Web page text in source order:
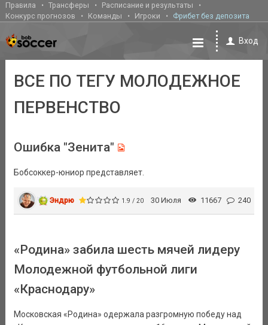
Правила Трансферы
Расписание и результаты
Конкурс прогнозов
Команды Игроки Фрибет без депозита
Вход
ВСЕ ПО ТЕГУ МОЛОДЕЖНОЕ
ПЕРВЕНСТВО
Ошибка "Зенита"
Бобсоккер-юниор представляет.
Эндрю 1.9 / 20 30 Июля 11667 240
«Родина» забила шесть мячей лидеру
Молодежной футбольной лиги
«Краснодару»
Московская «Родина» одержала разгромную победу над